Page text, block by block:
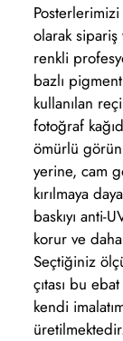
olarak sipariş
renkli
bazlı
kullanılan
fotoğraf
ömürlü
yerine, cam
kırılmaya
baskıyı anti-
korur ve
Seçtiğiniz
çıtası bu
kendi